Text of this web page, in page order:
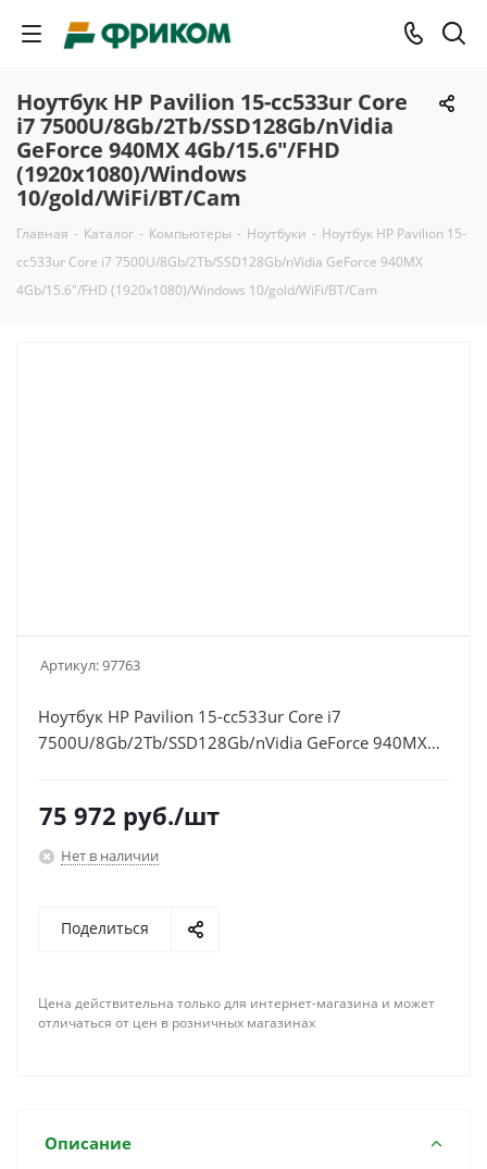
Ноутбук HP Pavilion 15-cc533ur Core
i7 7500U/8Gb/2Tb/SSD128Gb/nVidia
GeForce 940MX 4Gb/15.6"/FHD
(1920x1080)/Windows
10/gold/WiFi/BT/Cam
Главная - Каталог - Компьютеры - Ноутбуки - Ноутбук HP Pavilion 15-
cc533ur Core i7 7500U/8Gb/2Tb/SSD128Gb/nVidia GeForce 940MX
4Gb/15.6"/FHD (1920x1080)/Windows 10/gold/WiFi/BT/Cam
Артикул:97763
Ноутбук HP Pavilion 15-cc533ur Core i7
7500U/8Gb/2Tb/SSD128Gb/nVidia GeForce 940MX
75 972 руб./шт
Нет в наличии
Поделиться
Цена действительна только для интернет-магазина и может
отличаться от цен в розничных магазинах
Описание